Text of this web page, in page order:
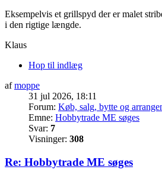
Eksempelvis et grillspyd der er malet
i den rigtige længde.
Klaus
Hop til indlæg
afmoppe
31 jul 2026, 18:11
Forum: Køb, salg, bytte og
Emne: Hobbytrade ME søges
Svar: 7
Visninger: 308
Re: Hobbytrade ME søges